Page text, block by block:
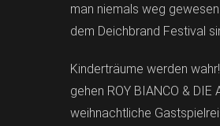
man niemals weg
dem Deichbrand Festival
Kinderträume werden
gehen ROY BIANCO &
weihnachtliche